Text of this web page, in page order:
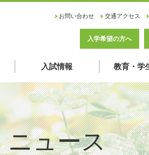
お問い合わせ 交通アクセス
入学希望の方へ
入試情報 教育・学
ニュース